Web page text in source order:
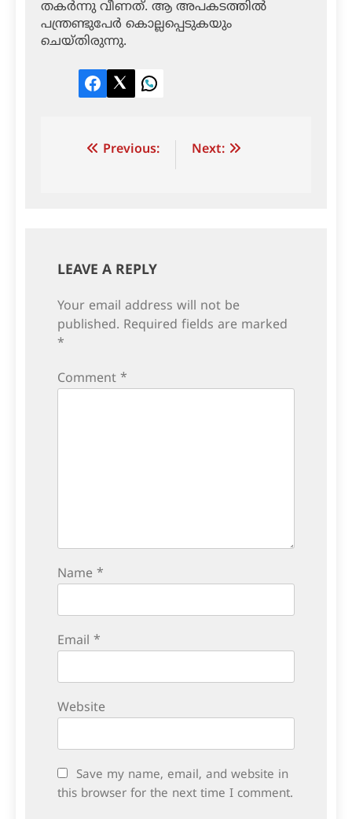
തകര്‍ന്നു വീണത്. ആ അപകടത്തില്‍
പന്ത്രണ്ടുപേര്‍ കൊല്ലപ്പെടുകയും
ചെയ്തിരുന്നു.
Facebook
TwitterLinkedIn
Post Previous: Next:
LEAVE A REPLY
Your email address will not be
published. Required fields are marked
*
Comment *
Name *
Email *
Website
Save my name, email, and website in
this browser for the next time I comment.